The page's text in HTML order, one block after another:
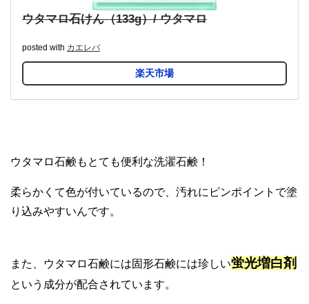
ウタマロ石けん（133g）/ ウタマロ
posted with カエレバ
楽天市場
ウタマロ石鹸もとても便利な洗濯石鹸！
柔らかくて色が付いているので、汚れにピンポイントで塗
り込みやすいんです。
また、ウタマロ石鹸には固形石鹸には珍しい蛍光増白剤
という成分が配合されています。